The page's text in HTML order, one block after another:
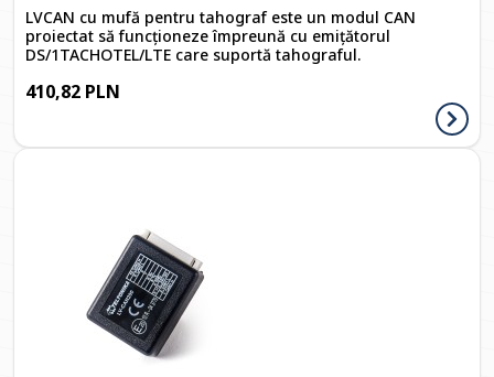
LVCAN cu mufă pentru tahograf este un modul CAN
proiectat să funcționeze împreună cu emițătorul
DS/1TACHOTEL/LTE care suportă tahograful.
410,82 PLN